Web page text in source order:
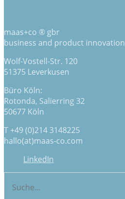
maas+co ® gbr
business and product innovation
Wolf-Vostell-Str. 120
51375 Leverkusen
Büro Köln:
Rotonda, Salierring 32
50677 Köln
T +49 (0)214 3148225
hallo(at)maas-co.com
LinkedIn